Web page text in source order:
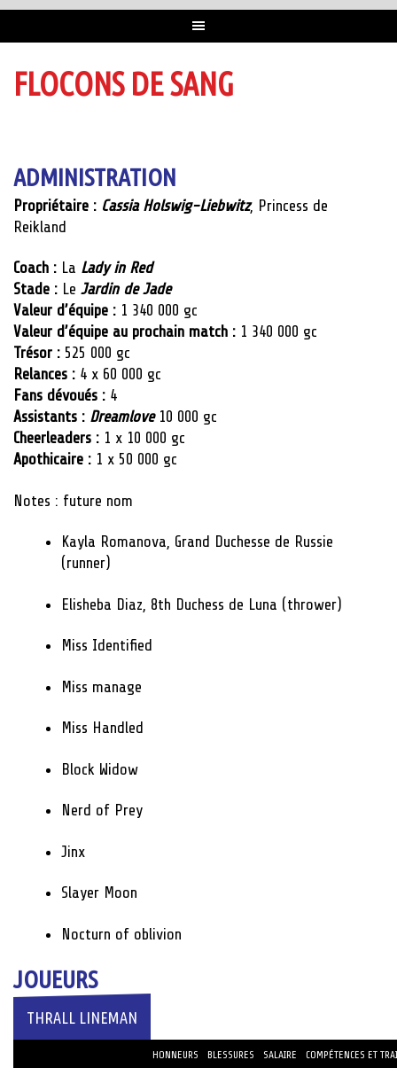
FLOCONS DE SANG
ADMINISTRATION
Propriétaire : Cassia Holswig-Liebwitz, Princess de
Reikland
Coach : La Lady in Red
Stade : Le Jardin de Jade
Valeur d’équipe : 1 340 000 gc
Valeur d’équipe au prochain match : 1 340 000 gc
Trésor : 525 000 gc
Relances : 4 x 60 000 gc
Fans dévoués : 4
Assistants : Dreamlove10 000 gc
Cheerleaders : 1 x 10 000 gc
Apothicaire : 1 x 50 000 gc
Notes : future nom
Kayla Romanova, Grand Duchesse de Russie
(runner)
Elisheba Diaz, 8th Duchess de Luna (thrower)
Miss Identified
Miss manage
Miss Handled
Block Widow
Nerd of Prey
Jinx
Slayer Moon
Nocturn of oblivion
JOUEURS
THRALL LINEMAN
HONNEURS BLESSURES SALAIRE COMPÉTENCES ET